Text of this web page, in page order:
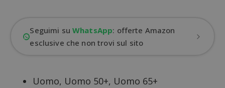
Seguimi suWhatsApp: offerte Amazon
esclusive che non trovi sul sito
Uomo, Uomo 50+, Uomo 65+